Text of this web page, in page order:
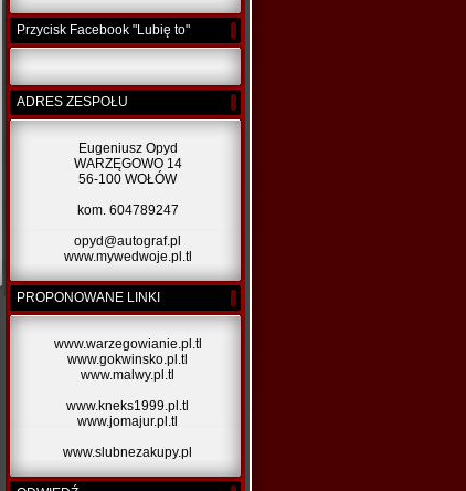
Przycisk Facebook "Lubię to"
ADRES ZESPOŁU
Eugeniusz Opyd
WARZĘGOWO 14
56-100 WOŁÓW
kom. 604789247
opyd@autograf.pl
www.mywedwoje.pl.tl
PROPONOWANE LINKI
www.warzegowianie.pl.tl
www.gokwinsko.pl.tl
www.malwy.pl.tl
www.kneks1999.pl.tl
www.jomajur.pl.tl
www.slubnezakupy.pl